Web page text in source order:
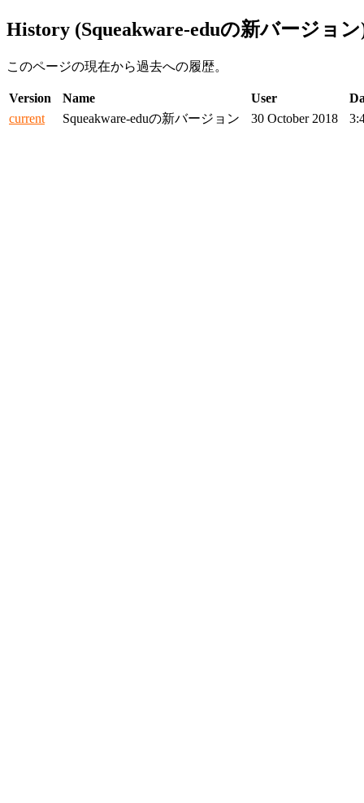
History (Squeakware-eduの新バージョ
このページの現在から過去への履歴。
Version Name User
current
Squeakware-eduの新バージョン 30 October 2018